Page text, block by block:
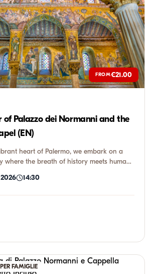
FROM€21.00
of Palazzo dei Normanni and the
(EN)
heart of Palermo, we embark on a
where the breath of history meets human
14:30
PER FAMIGLIE